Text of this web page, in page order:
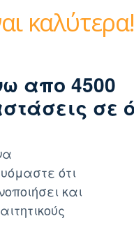
απο 4500
σε
ότι
και